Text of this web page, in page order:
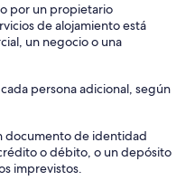
por un propietario
de alojamiento está
un negocio o una
persona adicional, según
documento de identidad
o débito, o un depósito
imprevistos.